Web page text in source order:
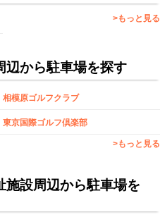
>もっと見る
辺から駐車場を探す
相模原ゴルフクラブ
東京国際ゴルフ倶楽部
>もっと見る
施設周辺から駐車場を